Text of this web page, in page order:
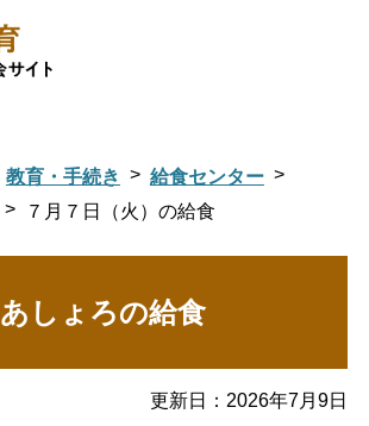
教育・手続き
給食センター
７月７日（火）の給食
あしょろの給食
更新日： 2026年7月9日